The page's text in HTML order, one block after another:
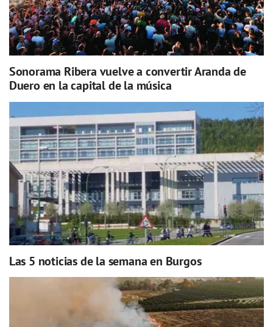
Sonorama Ribera vuelve a convertir Aranda de
Duero en la capital de la música
Las 5 noticias de la semana en Burgos